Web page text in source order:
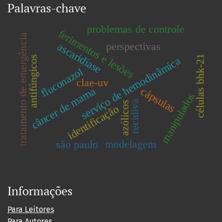
Palavras-chave
serviço de hemodinâmica
cápsulas
ferimentos e lesões
clae-uv
azólicos
fluconazol
antifúngicos
manipulados
tratamento de emergênciacâncer de mama
perspectivas
problemas de controle
ascaridíase
identificação
modelagem
células bhk-21
são paulo
recidiva
Informações
Para Leitores